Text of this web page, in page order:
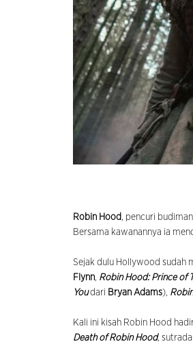
Robin Hood, pencuri
Bersama kawanannya ia
Sejak dulu Hollywood sudah
Flynn, Robin Hood: Prince of
Youdari Bryan Adams),
Kali ini kisah Robin Hood
Death of Robin Hood,